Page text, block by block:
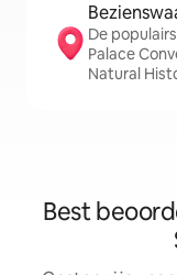
De
Palace
Natural
Best